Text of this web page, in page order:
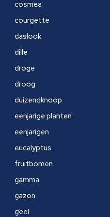
cosmea
courgette
daslook
dille
droge
droog
duizendknoop
eenjarige planten
eenjarigen
eucalyptus
fruitbomen
gamma
gazon
geel